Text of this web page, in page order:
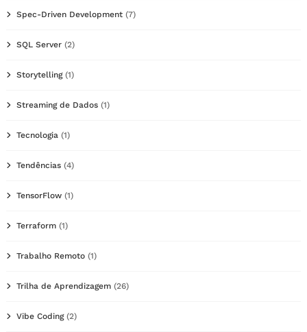
Spec-Driven Development (7)
SQL Server (2)
Storytelling(1)
Streaming de Dados (1)
Tecnologia (1)
Tendências (4)
TensorFlow (1)
Terraform (1)
Trabalho Remoto (1)
Trilha de Aprendizagem (26)
Vibe Coding(2)